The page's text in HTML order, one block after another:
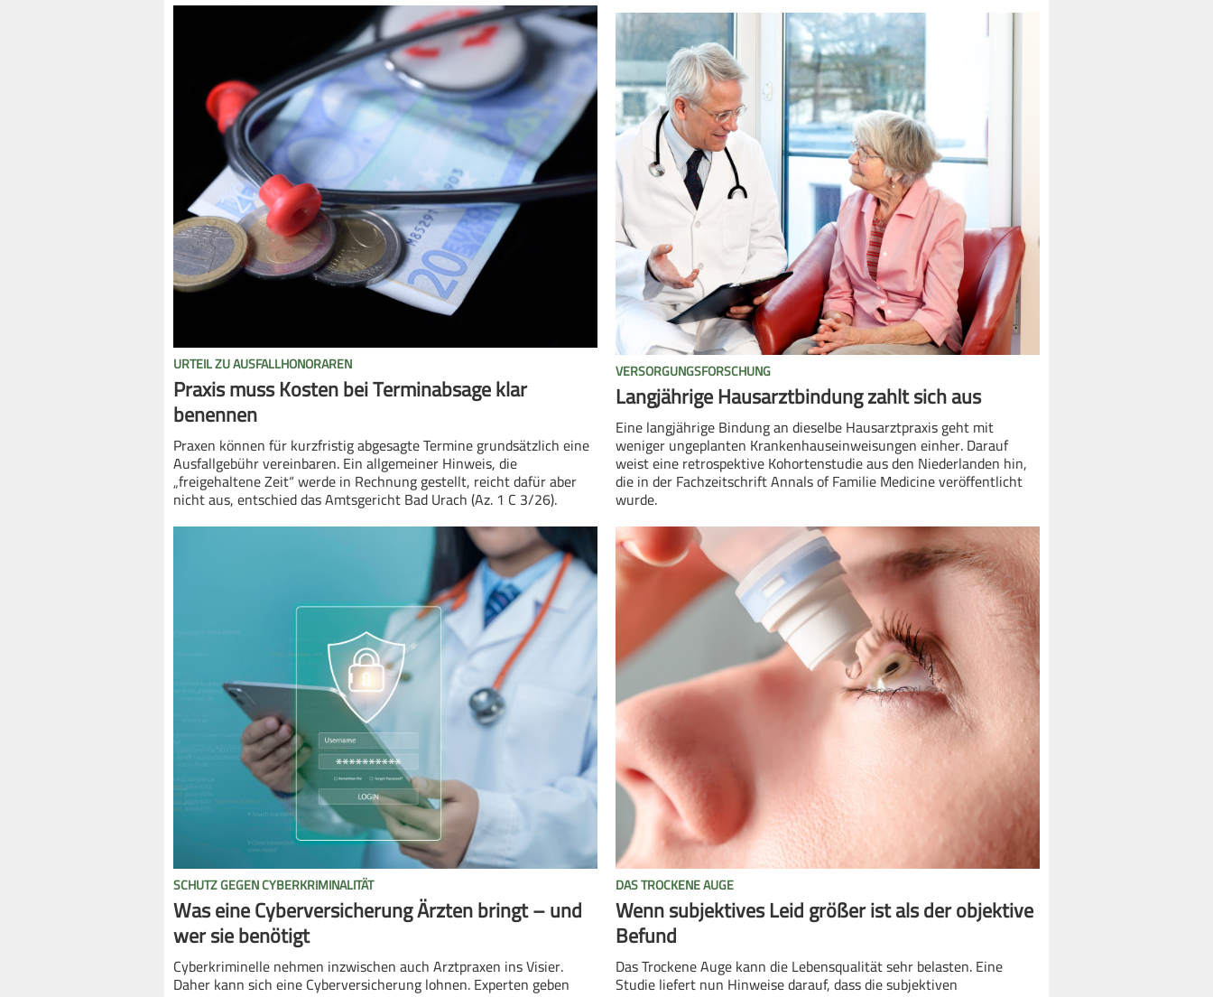
URTEIL ZU AUSFALLHONORAREN
Praxis muss Kosten bei Terminabsage klar
benennen
Praxen können für kurzfristig abgesagte Termine grundsätzlich eine
Ausfallgebühr vereinbaren. Ein allgemeiner Hinweis, die
„freigehaltene Zeit“ werde in Rechnung gestellt, reicht dafür aber
nicht aus, entschied das Amtsgericht Bad Urach (Az. 1 C 3/26).
SCHUTZ GEGEN CYBERKRIMINALITÄT
Was eine Cyberversicherung Ärzten bringt – und
wer sie benötigt
Cyberkriminelle nehmen inzwischen auch Arztpraxen ins Visier.
Daher kann sich eine Cyberversicherung lohnen. Experten geben
VERSORGUNGSFORSCHUNG
Langjährige Hausarztbindung zahlt sich aus
Eine langjährige Bindung an dieselbe Hausarztpraxis geht mit
weniger ungeplanten Krankenhauseinweisungen einher. Darauf
weist eine retrospektive Kohortenstudie aus den Niederlanden hin,
die in der Fachzeitschrift Annals of Familie Medicine veröffentlicht
wurde.
DAS TROCKENE AUGE
Wenn subjektives Leid größer ist als der objektive
Befund
Das Trockene Auge kann die Lebensqualität sehr belasten. Eine
Studie liefert nun Hinweise darauf, dass die subjektiven